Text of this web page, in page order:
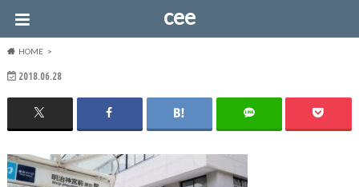
cee
HOME
2018.06.28